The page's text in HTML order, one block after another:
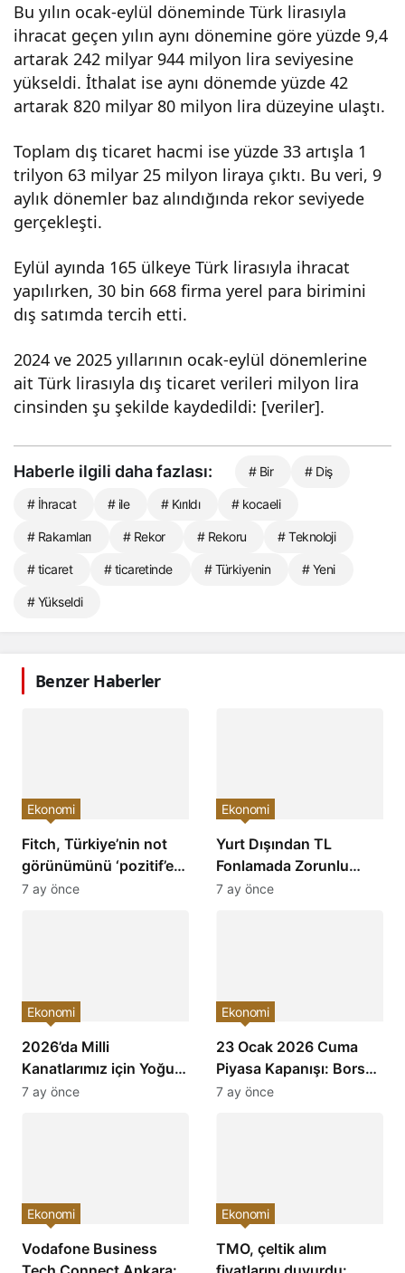
Bu yılın ocak-eylül döneminde Türk lirasıyla
ihracat geçen yılın aynı dönemine göre yüzde 9,4
artarak 242 milyar 944 milyon lira seviyesine
yükseldi. İthalat ise aynı dönemde yüzde 42
artarak 820 milyar 80 milyon lira düzeyine ulaştı.
Toplam dış ticaret hacmi ise yüzde 33 artışla 1
trilyon 63 milyar 25 milyon liraya çıktı. Bu veri, 9
aylık dönemler baz alındığında rekor seviyede
gerçekleşti.
Eylül ayında 165 ülkeye Türk lirasıyla ihracat
yapılırken, 30 bin 668 firma yerel para birimini
dış satımda tercih etti.
2024 ve 2025 yıllarının ocak-eylül dönemlerine
ait Türk lirasıyla dış ticaret verileri milyon lira
cinsinden şu şekilde kaydedildi: [veriler].
Haberle ilgili daha fazlası: # Bir # Diş
# İhracat # ile # Kırıldı # kocaeli
# Rakamları # Rekor # Rekoru # Teknoloji
# ticaret # ticaretinde # Türkiyenin # Yeni
# Yükseldi
Benzer Haberler
Fitch, Türkiye’nin not
görünümünü ‘pozitif’e
çevirdi ve yatırımcıların
Ekonomi
7 ay önce
Yurt Dışından TL
Fonlamada Zorunlu
Karşılık Oranları
Ekonomi
7 ay önce
2026’da Milli
Kanatlarımız için Yoğun
Mesai: Türkiye’nin
Ekonomi
7 ay önce
23 Ocak 2026 Cuma
Piyasa Kapanışı: Borsa,
Dolar, Altın ve Kripto
Ekonomi
7 ay önce
Vodafone Business
Ekonomi
TMO, çeltik alım
Ekonomi